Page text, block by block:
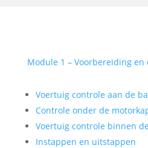
Module 1 – Voorbereiding
Voertuig controle aan de
Controle onder de
Voertuig controle binnen
Instappen en uitstappen